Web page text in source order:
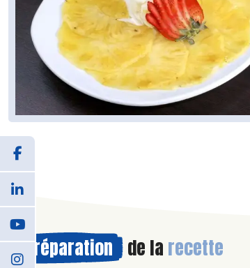
Préparation de la recette